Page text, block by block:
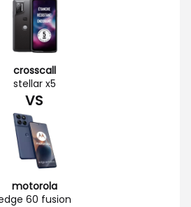
crosscall
stellar x5
VS
motorola
60 fusion